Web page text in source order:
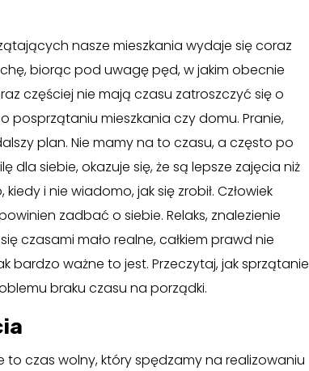
nasze mieszkania wydaje się coraz
biorąc pod uwagę pęd, w jakim obecnie
częściej nie mają czasu zatroszczyć się o
posprzątaniu mieszkania czy domu. Pranie,
plan. Nie mamy na to czasu, a często po
dla siebie, okazuje się, że są lepsze zajęcia niż
i nie wiadomo, jak się zrobił. Człowiek
zadbać o siebie. Relaks, znalezienie
czasami mało realne, całkiem prawd nie
bardzo ważne to jest. Przeczytaj, jak sprzątanie
braku czasu na porządki.
to czas wolny, który spędzamy na realizowaniu